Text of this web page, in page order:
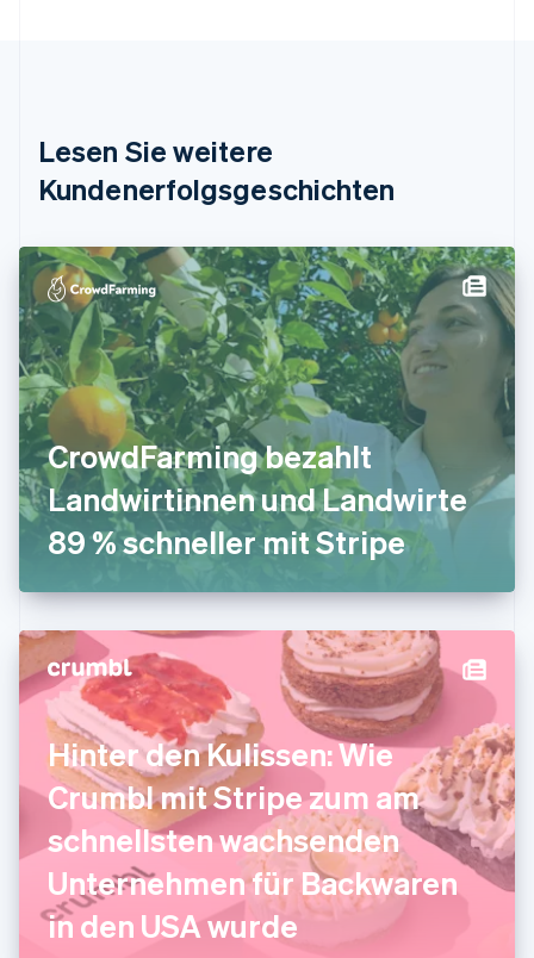
Lesen Sie weitere
Kundenerfolgsgeschichten
CrowdFarming bezahlt
Landwirtinnen und Landwirte
89 % schneller mit Stripe
Hinter den Kulissen: Wie
Crumbl mit Stripe zum am
schnellsten wachsenden
Unternehmen für Backwaren
in den USA wurde
DeutschEnglish
English
简体中文English
Finnland
EnglishSvenska
Frankreich
FrançaisEnglish
Gibraltar
English
Griechenland
English
Indien
English
Irland
English
Japan
日本語English
Kanada
EnglishFrançais
Kroatien
English Italiano
Lettland
English
Liechtenstein
DeutschEnglish
Litauen
English
Luxemburg
FrançaisDeutschEnglish
Malaysia